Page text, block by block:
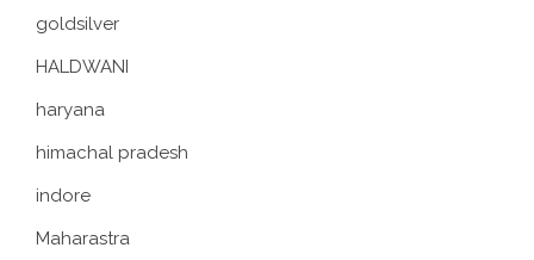
goldsilver
HALDWANI
haryana
himachal pradesh
indore
Maharastra